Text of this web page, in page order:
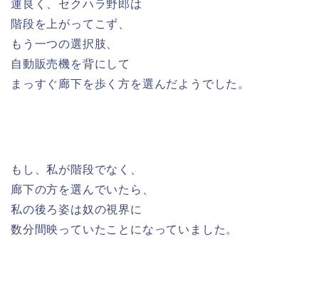
運良く、セクハラ野郎は
階段を上がってこず、
もう一つの選択肢、
自動販売機を背にして
まっすぐ廊下を歩く方を選んだようでした。
もし、私が階段でなく、
廊下の方を選んでいたら、
私の後ろ姿は奴の視界に
数分間映っていたことになっていました。